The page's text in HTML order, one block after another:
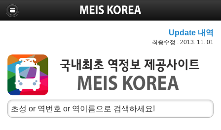
Update 내역
최종수정 : 2013. 11. 01